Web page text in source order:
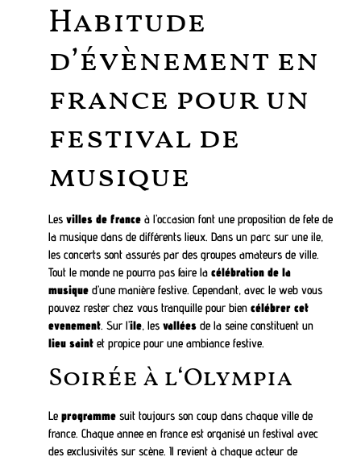
Habitude
d’évènement en
france pour un
festival de
musique
Les villes de france à l’occasion font une proposition de fete de
la musique dans de différents lieux. Dans un parc sur une ile,
les concerts sont assurés par des groupes amateurs de ville.
Tout le monde ne pourra pas faire la célébration de la
musique d’une manière festive. Cependant, avec le web vous
pouvez rester chez vous tranquille pour bien célébrer cet
evenement. Sur l’ile, les vallées de la seine constituent un
lieu saint et propice pour une ambiance festive.
Soirée à l‘Olympia
Le programme suit toujours son coup dans chaque ville de
france. Chaque annee en france est organisé un festival avec
des exclusivités sur scène. Il revient à chaque acteur de